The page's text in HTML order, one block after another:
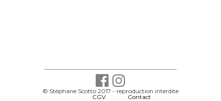
© Stéphane Scotto 2017 - reproduction interdite
CGV Contact